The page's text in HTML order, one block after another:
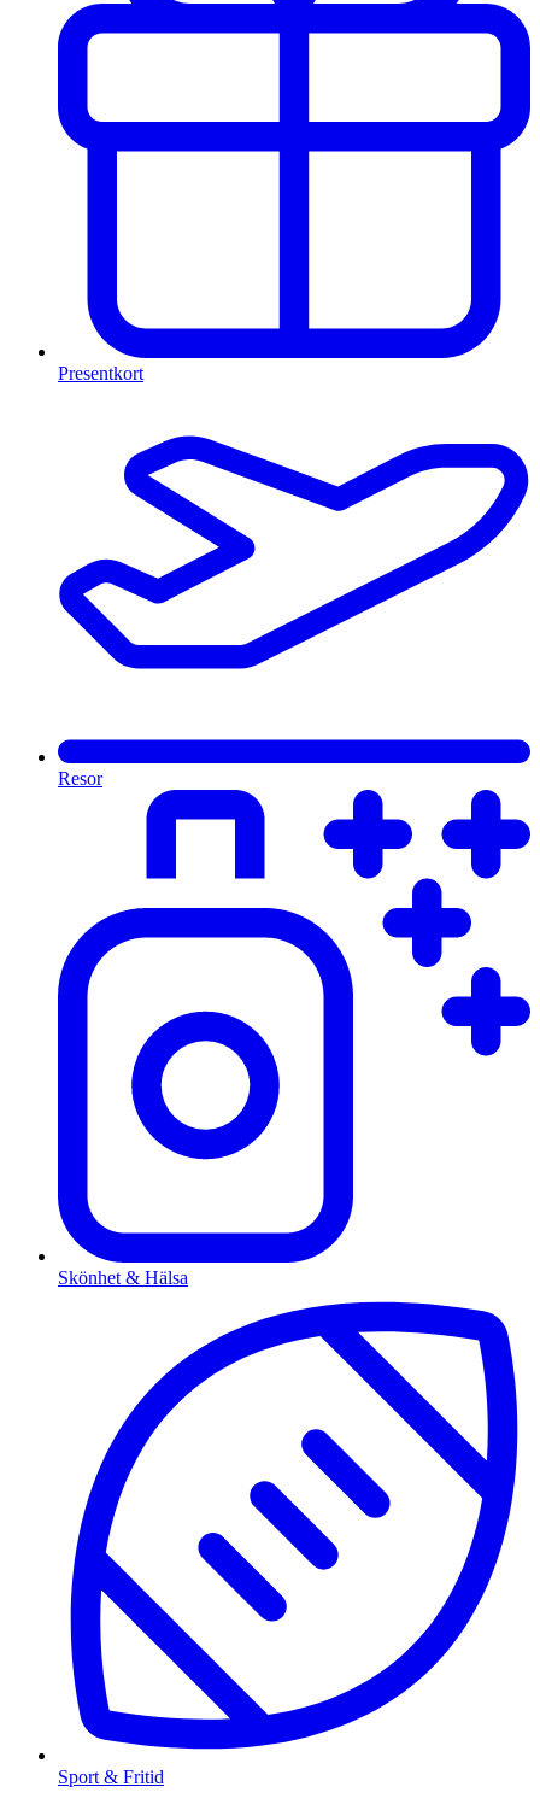
Presentkort
Resor
Skönhet & Hälsa
Sport & Fritid